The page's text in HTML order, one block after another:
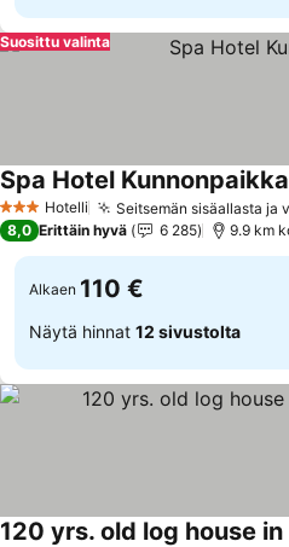
Suosittu valinta
3 Tähtiluokitus
Hotelli Seitsemän sisäallasta ja
Spa Hotel Kunnonpaikka
8,0 Erittäin hyvä 6 285 9.9 km
Alkaen 110 €
Näytä hinnat 12 sivustolta
120 yrs. old log house